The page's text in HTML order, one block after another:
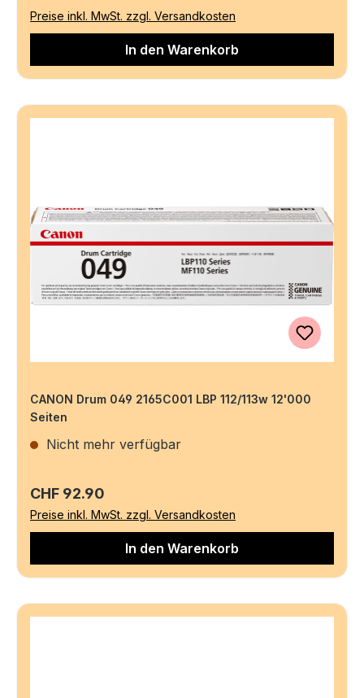
Preise inkl. MwSt. zzgl. Versandkosten
In den Warenkorb
CANON Drum 049 2165C001 LBP 112/113w 12'000
Seiten
Nicht mehr verfügbar
Regulärer Preis:
CHF 92.90
Preise inkl. MwSt. zzgl. Versandkosten
In den Warenkorb